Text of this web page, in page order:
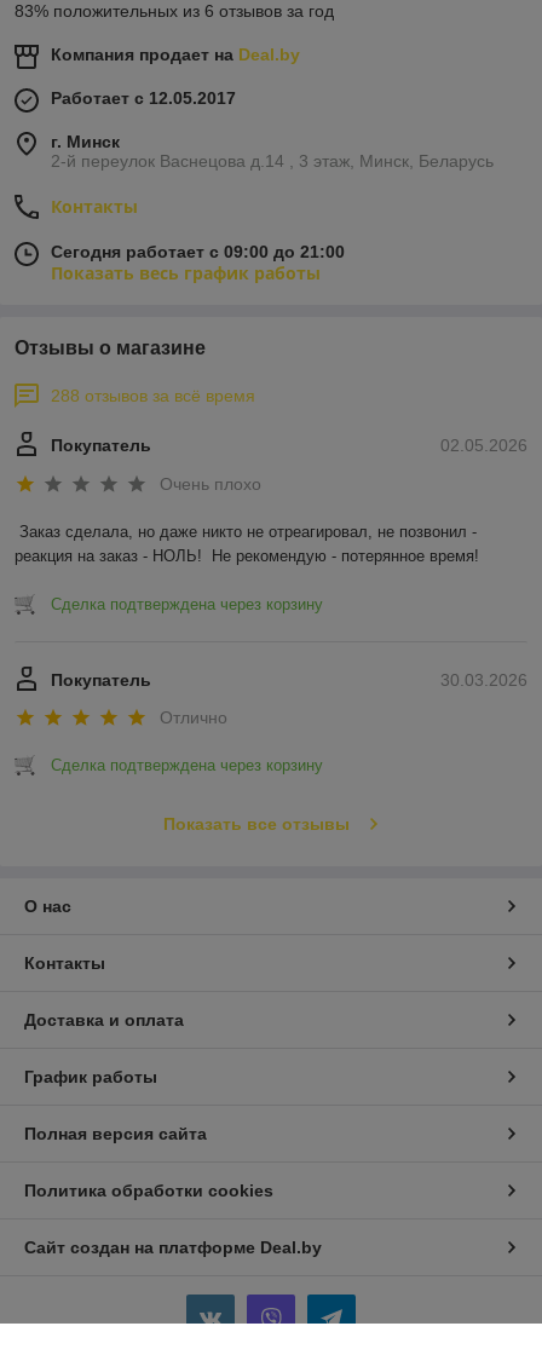
83% положительных из 6 отзывов за год
Компания продает на Deal.by
Работает с 12.05.2017
г. Минск
2-й переулок Васнецова д.14 , 3 этаж, Минск, Беларусь
Контакты
Сегодня работает с 09:00 до 21:00
Показать весь график работы
Отзывы о магазине
288 отзывов за всё время
02.05.2026
Покупатель
Очень плохо
Заказ сделала, но даже никто не отреагировал, не позвонил -
реакция на заказ - НОЛЬ!  Не рекомендую - потерянное время!
Сделка подтверждена через корзину
30.03.2026
Покупатель
Отлично
Сделка подтверждена через корзину
Показать все отзывы
О нас
Контакты
Доставка и оплата
График работы
Полная версия сайта
Политика обработки cookies
Сайт создан на платформе Deal.by